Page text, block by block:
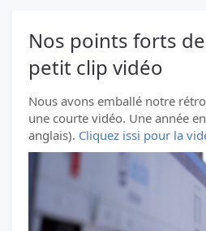
Nos points forts
petit clip vidéo
Nous avons emballé notre
une courte vidéo. Une année
anglais). Cliquez issi pour la